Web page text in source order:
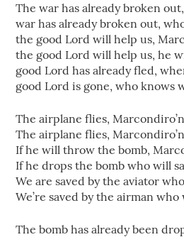
The war has already broken
war has already broken out,
the good Lord will help us,
the good Lord will help us, he
good Lord has already fled,
good Lord is gone, who knows
The airplane flies,
The airplane flies,
If he will throw the bomb,
If he drops the bomb who will
We are saved by the aviator
We’re saved by the airman
The bomb has already been